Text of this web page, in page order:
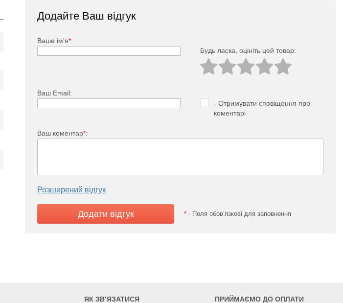
Додайте Ваш відгук
Ваше ім’я*:
Будь ласка, оцініть цей товар:
Ваш Email:
- Отримувати сповіщення про
коментарі
Ваш коментар*:
Розширений відгук
* - Поля обов’язкові для заповнення
ЯК ЗВ’ЯЗАТИСЯ ПРИЙМАЄМО ДО ОПЛАТИ